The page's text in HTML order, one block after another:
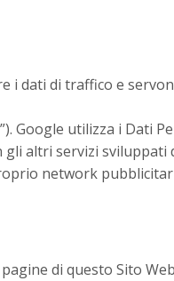
i dati di traffico e
Google utilizza i Dati
gli altri servizi sviluppati
network
di questo Sito